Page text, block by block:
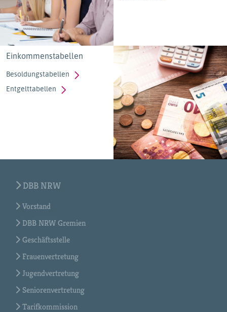
Einkommenstabellen
Besoldungstabellen
Entgelttabellen
DBB NRW
Vorstand
DBB NRW Gremien
Geschäftsstelle
Frauenvertretung
Jugendvertretung
Seniorenvertretung
Tarifkommission